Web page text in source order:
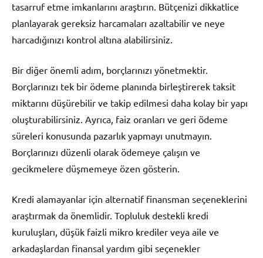
tasarruf etme imkanlarını araştırın. Bütçenizi dikkatlice
planlayarak gereksiz harcamaları azaltabilir ve neye
harcadığınızı kontrol altına alabilirsiniz.
Bir diğer önemli adım, borçlarınızı yönetmektir.
Borçlarınızı tek bir ödeme planında birleştirerek taksit
miktarını düşürebilir ve takip edilmesi daha kolay bir yapı
oluşturabilirsiniz. Ayrıca, faiz oranları ve geri ödeme
süreleri konusunda pazarlık yapmayı unutmayın.
Borçlarınızı düzenli olarak ödemeye çalışın ve
gecikmelere düşmemeye özen gösterin.
Kredi alamayanlar için alternatif finansman seçeneklerini
araştırmak da önemlidir. Topluluk destekli kredi
kuruluşları, düşük faizli mikro krediler veya aile ve
arkadaşlardan finansal yardım gibi seçenekler